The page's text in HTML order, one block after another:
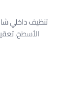
تنظيف داخلي
الأسطح،